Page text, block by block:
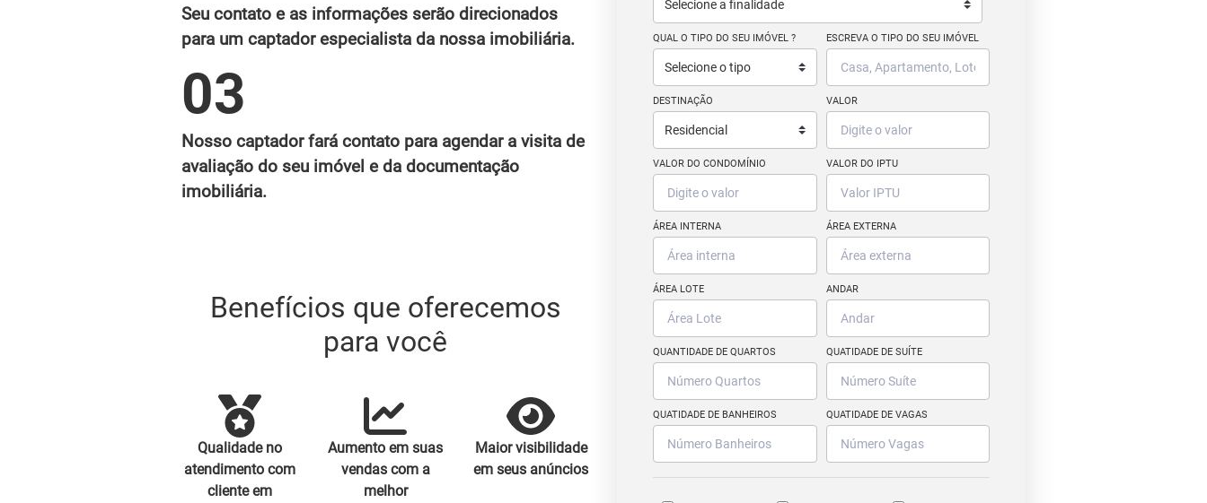
Seu contato e as informações serão direcionados
para um captador especialista da nossa imobiliária.
03
Nosso captador fará contato para agendar a visita de
avaliação do seu imóvel e da documentação
imobiliária.
Benefícios que oferecemos
para você
Qualidade no
atendimento com
cliente em
Aumento em suas
vendas com a
melhor
Maior visibilidade
em seus anúncios
QUAL O TIPO DO SEU IMÓVEL ? ESCREVA O TIPO DO SEU IMÓVEL
DESTINAÇÃO VALOR
VALOR DO CONDOMÍNIO VALOR DO IPTU
ÁREA INTERNA ÁREA EXTERNA
ÁREA LOTE ANDAR
QUANTIDADE DE QUARTOS QUATIDADE DE SUÍTE
QUATIDADE DE BANHEIROS QUATIDADE DE VAGAS